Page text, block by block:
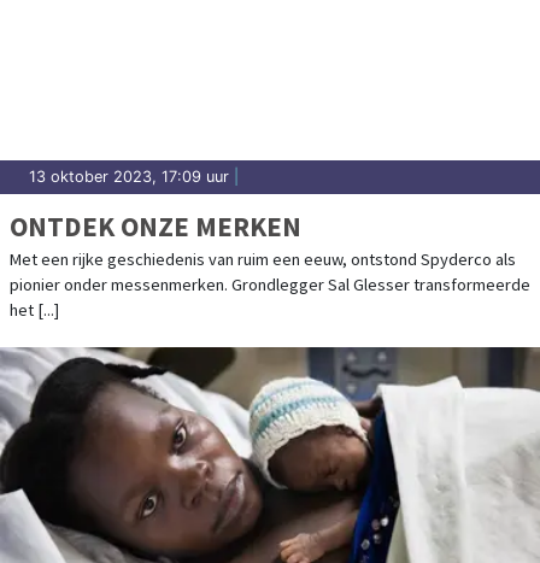
13 oktober 2023, 17:09 uur
ONTDEK ONZE MERKEN
Met een rijke geschiedenis van ruim een eeuw, ontstond Spyderco als
pionier onder messenmerken. Grondlegger Sal Glesser transformeerde
het [...]